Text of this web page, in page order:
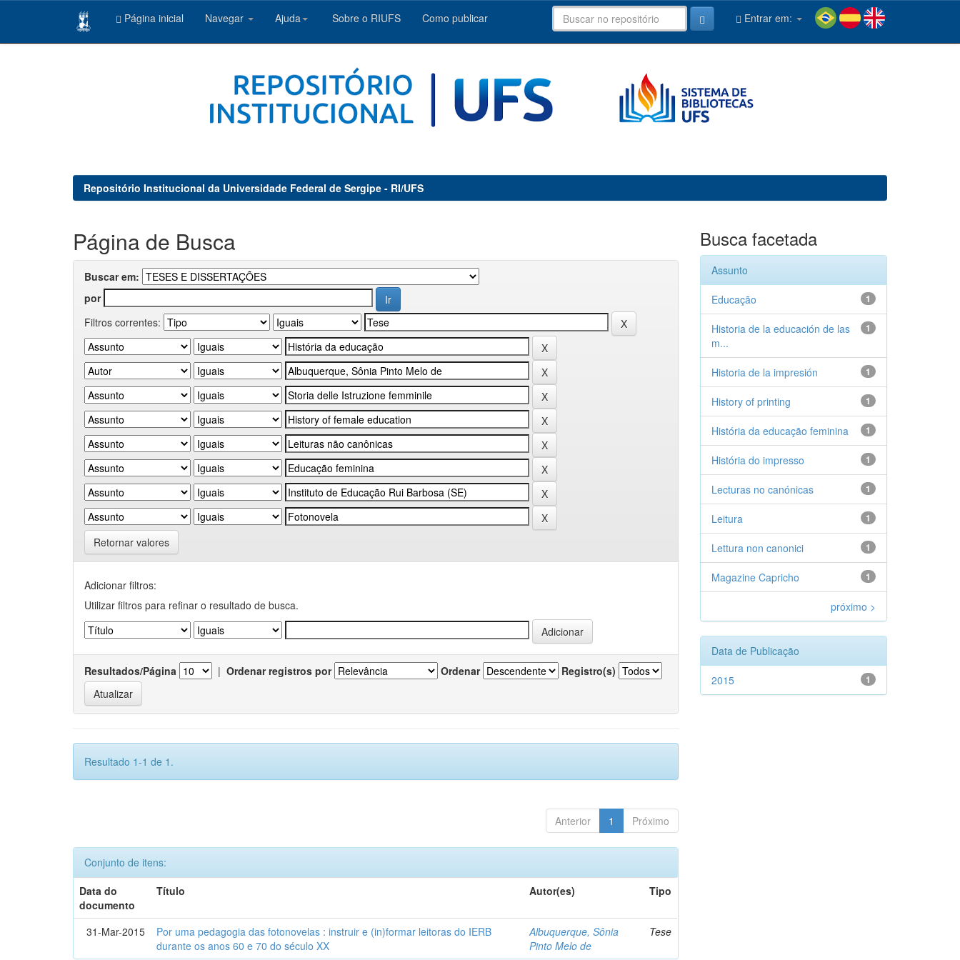
Página inicial Navegar Ajuda Sobre o RIUFS Como publicar Entrar em:
Repositório Institucional da Universidade Federal de Sergipe - RI/UFS
Página de Busca
Buscar em:
por
Filtros correntes:
Retornar valores
Adicionar filtros:
Utilizar filtros para refinar o resultado de busca.
Resultados/Página | Ordenar registros por Ordenar Registro(s)
Resultado 1-1 de 1.
Anterior 1 Próximo
Conjunto de itens:
Data do
documento
Título Autor(es) Tipo
31-Mar-2015
Por uma pedagogia das fotonovelas : instruir e (in)formar leitoras do IERB
durante os anos 60 e 70 do século XX
Albuquerque, Sônia
Pinto Melo de
Tese
Busca facetada
Assunto
1
Educação
1
Historia de la educación de las
m...
1
Historia de la impresión
1
History of printing
1
História da educação feminina
1
História do impresso
1
Lecturas no canónicas
1
Leitura
1
Lettura non canonici
1
Magazine Capricho
próximo >
Data de Publicação
1
2015